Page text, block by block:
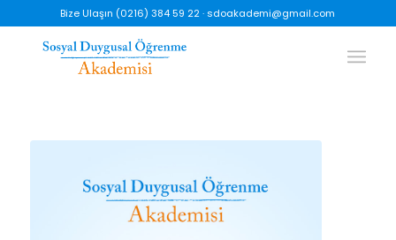
Bize Ulaşın (0216) 384 59 22 · sdoakademi@gmail.com